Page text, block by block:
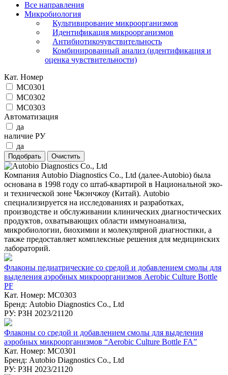
Все направления
Микробиология
Культивирование микроорганизмов
Идентификация микроорганизмов
Антибиотикочувствительность
Комбинированный анализ (идентификация и
оценка чувствительности)
Кат. Номер
MC0301
MC0302
MC0303
Автоматизация
да
наличие РУ
да
Компания Autobio Diagnostics Co., Ltd (далее-Autobio) была
основана в 1998 году со штаб-квартирой в Национальной эко-
и технической зоне Чжэнчжоу (Китай). Autobio
специализируется на исследованиях и разработках,
производстве и обслуживании клинических диагностических
продуктов, охватывающих области иммуноанализа,
микробиологии, биохимии и молекулярной диагностики, а
также предоставляет комплексные решения для медицинских
лабораторий.
Флаконы педиатрические со средой и добавлением смолы для
выделения аэробных микроорганизмов Aerobic Culture Bottle
PF
Кат. Номер: MC0303
Бренд: Autobio Diagnostics Co., Ltd
РУ: РЗН 2023/21120
Флаконы со средой и добавлением смолы для выделения
аэробных микроорганизмов “Aerobic Culture Bottle FA”
Кат. Номер: MC0301
Бренд: Autobio Diagnostics Co., Ltd
РУ: РЗН 2023/21120